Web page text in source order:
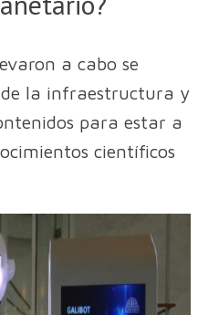
a cabo se
la infraestructura y
para estar a
científicos